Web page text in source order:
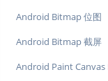
Android Bitmap 位图
Android Bitmap 截屏
Android Paint Canvas